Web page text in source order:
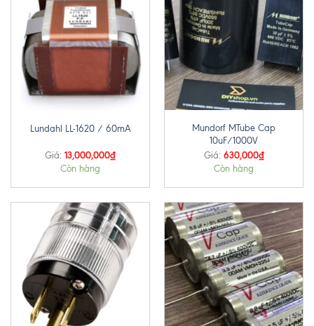
Lundahl LL-1620 / 60mA
Giá: 13,000,000₫
Còn hàng
Mundorf MTube Cap
10uF/1000V
Giá: 630,000₫
Còn hàng